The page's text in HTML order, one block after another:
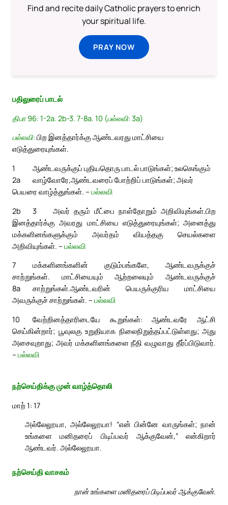
Find and recite daily Catholic prayers to enrich
your spiritual life.
PRAY NOW
பதிலுரைப் பாடல்
திபா 96: 1-2a. 2b-3. 7-8a. 10 (பல்லவி: 3a)
பல்லவி: பிற இனத்தார்க்கு ஆண்டவரது மாட்சியை
எடுத்துரையுங்கள்.
1
ஆண்டவருக்குப் புதியதொரு பாடல் பாடுங்கள்; உலகெங்கும்
வாழ்வோரே,
2a
ஆண்டவரைப் போற்றிப் பாடுங்கள்; அவர்
பெயரை வாழ்த்துங்கள். – பல்லவி
2b
அவர் தரும் மீட்பை நாள்தோறும் அறிவியுங்கள்.
3
பிற
இனத்தார்க்கு அவரது மாட்சியை எடுத்துரையுங்கள்; அனைத்து
மக்களினங்களுக்கும் அவர்தம் வியத்தகு செயல்களை
அறிவியுங்கள். – பல்லவி
7
மக்களினங்களின் குடும்பங்களே, ஆண்டவருக்குச்
சாற்றுங்கள். மாட்சியையும் ஆற்றலையும் ஆண்டவருக்குச்
சாற்றுங்கள்.
8a
ஆண்டவரின் பெயருக்குரிய மாட்சியை
அவருக்குச் சாற்றுங்கள். – பல்லவி
10
வேற்றினத்தாரிடையே கூறுங்கள்: ஆண்டவரே ஆட்சி
செய்கின்றார்; பூவுலகு உறுதியாக நிலைநிறுத்தப்பட்டுள்ளது; அது
அசைவுறாது; அவர் மக்களினங்களை நீதி வழுவாது தீர்ப்பிடுவார்.
– பல்லவி
நற்செய்திக்கு முன் வாழ்த்தொலி
மாற் 1: 17
அல்லேலூயா, அல்லேலூயா! “என் பின்னே வாருங்கள்; நான்
உங்களை மனிதரைப் பிடிப்பவர் ஆக்குவேன்,” என்கிறார்
ஆண்டவர். அல்லேலூயா.
நற்செய்தி வாசகம்
நான் உங்களை மனிதரைப் பிடிப்பவர் ஆக்குவேன்.